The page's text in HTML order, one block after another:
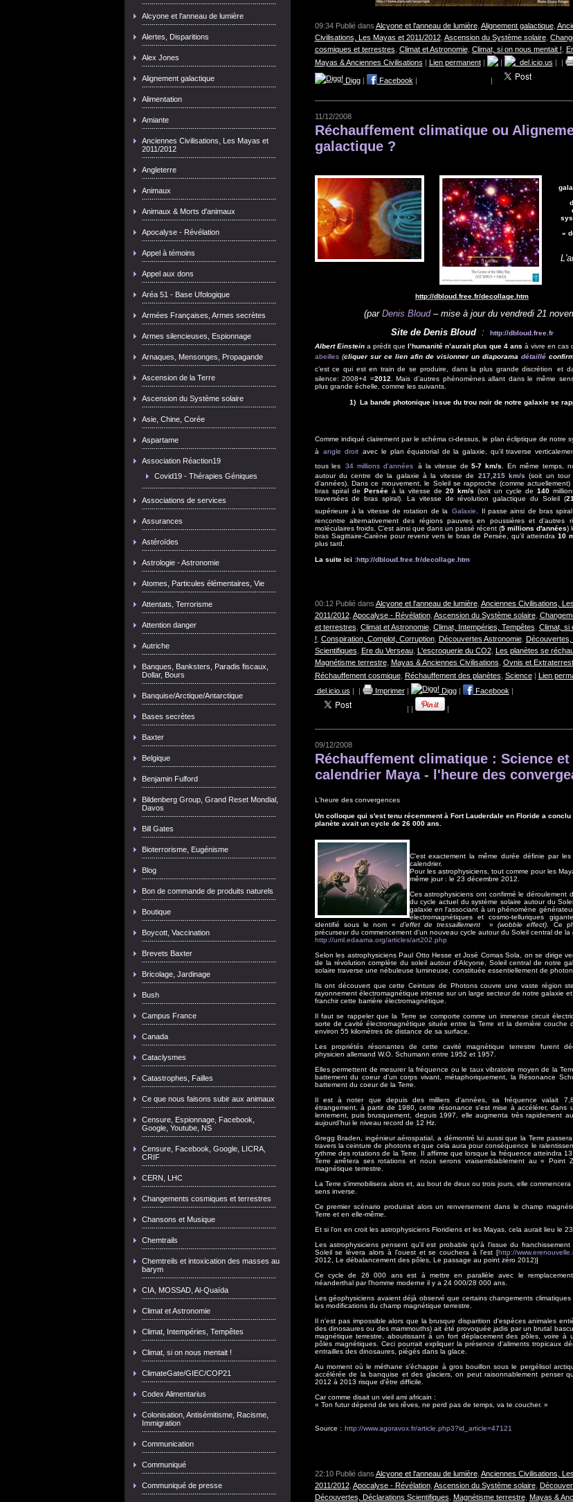
Alcyone et l'anneau de lumière
Alertes, Disparitions
Alex Jones
Alignement galactique
Alimentation
Amiante
Anciennes Civilisations, Les Mayas et
2011/2012
Angleterre
Animaux
Animaux & Morts d'animaux
Apocalyse - Révélation
Appel à témoins
Appel aux dons
Aréa 51 - Base Ufologique
Armées Françaises, Armes secrètes
Armes silencieuses, Espionnage
Arnaques, Mensonges, Propagande
Ascension de la Terre
Ascension du Système solaire
Asie, Chine, Corée
Aspartame
Association Réaction19
Covid19 - Thérapies Géniques
Associations de services
Assurances
Astéroïdes
Astrologie - Astronomie
Atomes, Particules élémentaires, Vie
Attentats, Terrorisme
Attention danger
Autriche
Banques, Banksters, Paradis fiscaux,
Dollar, Bours
Banquise/Arctique/Antarctique
Bases secrètes
Baxter
Belgique
Benjamin Fulford
Bildenberg Group, Grand Reset Mondial,
Davos
Bill Gates
Bioterrorisme, Eugénisme
Blog
Bon de commande de produits naturels
Boutique
Boycott, Vaccination
Brevets Baxter
Bricolage, Jardinage
Bush
Campus France
Canada
Cataclysmes
Catastrophes, Failles
Ce que nous faisons subir aux animaux
Censure, Espionnage, Facebook,
Google, Youtube, NS
Censure, Facebook, Google, LICRA,
CRIF
CERN, LHC
Changements cosmiques et terrestres
Chansons et Musique
Chemtrails
Chemtreils et intoxication des masses au
barym
CIA, MOSSAD, Al-Quaïda
Climat et Astronomie
Climat, Intempéries, Tempêtes
Climat, si on nous mentait !
ClimateGate/GIEC/COP21
Codex Alimentarius
Colonisation, Antisémitisme, Racisme,
Immigration
Communication
Communiqué
Communiqué de presse
09:34 Publié dans Alcyone et l'anneau de lumière, Alignement galactique,
Civilisations, Les Mayas et 2011/2012, Ascension du Système solaire,
cosmiques et terrestres Climat et Astronomie, Climat, si on nous mentait !
Mayas & Anciennes Civilisations | Lien permanent| | del.icio.us | |
Digg| Facebook | |
11/12/2008
Réchauffement climatique ou
galactique ?
«
http://dbloud.free.fr/decollage.htm
(par Denis Bloud– mise à jour du vendredi 21
Site de Denis Bloud:
http://dbloud.free.fr
Albert Einstein a prédit que l’humanité n’aurait plus que 4 ans à vivre en cas
abeilles (cliquer sur ce lien afin de visionner un diaporama détaillé
c’est ce qui est en train de se produire, dans la plus grande discrétion
et
silence: 2008+4 =2012. Mais d’autres phénomènes allant dans le même
plus grande échelle, comme les suivants.
1) La bande photonique issue du trou noir de notre galaxie se
Comme indiqué clairement par le schéma ci-dessus, le plan écliptique de notre
à
angle droit
avec le plan équatorial de la galaxie, qu'il traverse
tous les
34 millions d'années à la vitesse de5-7 km/s. En même temps,
autour du centre de la galaxie à la vitesse de 217,215 km/s (soit un
d’années). Dans ce mouvement, le Soleil se rapproche (comme
bras spiral de
Perséeà la vitesse de 20 km/s (soit un cycle de140
traversées de bras spiral). La vitesse de révolution galactique du Soleil (
supérieure à la vitesse de rotation de la Galaxie. Il passe ainsi de bras
rencontre alternativement des régions pauvres en poussières et d'autres
moléculaires froids. C'est ainsi que dans un passé récent (5 millions d'années)
bras Sagittaire-Carène pour revenir vers le bras de Persée, qu'il atteindra10
plus tard.
La suite ici : http://dbloud.free.fr/decollage.htm
00:12 Publié dans Alcyone et l'anneau de lumière, Anciennes Civilisations,
2011/2012, Apocalyse - Révélation, Ascension du Système solaire,
et terrestres Climat et Astronomie, Climat, Intempéries, Tempêtes Climat, si
! Conspiration, Complot, Corruption, Découvertes Astronomie,
Scientifiques
Ere du Verseau, L'escroquerie du CO2, Les planètes se
Magnétisme terrestre, Mayas & Anciennes Civilisations Ovnis et
Réchauffement cosmique, Réchauffement des planètes Science| Lien
del.icio.us
Imprimer| Digg| Facebook
|
09/12/2008
Réchauffement climatique : Science et
calendrier Maya - l'heure des
L'heure des convergences
Un colloque qui s'est tenu récemment à Fort Lauderdale en Floride a conclu
planète avait un cycle de 26 000 ans.
C'est exactement la même durée définie par
calendrier.
Pour les astrophysiciens, tout comme pour les
même jour : le 23 décembre 2012.
Ces astrophysiciens ont confirmé le déroulement
du cycle actuel du système solaire autour du
galaxie en l'associant à un phénomène
électromagnétiques et cosmo-telluriques
identifié sous le nom « d'effet de tressaillement »(wobble effect). Ce
précurseur du commencement d'un nouveau cycle autour du Soleil central de la
http://uml.edaama.org/articles/art202.php
Selon les astrophysiciens Paul Otto Hesse et José Comas Sola, on se dirige
de la révolution complète du soleil autour d'Alcyone, Soleil central de notre
solaire traverse une nébuleuse lumineuse, constituée essentiellement de
Ils ont découvert que cette Ceinture de Photons couvre une vaste région
rayonnement électromagnétique intense sur un large secteur de notre galaxie
franchir cette barrière électromagnétique.
Il faut se rappeler que la Terre se comporte comme un immense circuit
sorte de cavité électromagnétique située entre la Terre et la dernière couche
environ 55 kilomètres de distance de sa surface.
Les propriétés résonantes de cette cavité magnétique terrestre furent
physicien allemand W.O. Schumann entre 1952 et 1957.
Elles permettent de mesurer la fréquence ou le taux vibratoire moyen de la
battement du coeur d'un corps vivant, métaphoriquement, la Résonance
battement du coeur de la Terre.
Il est à noter que depuis des milliers d'années, sa fréquence valait
étrangement, à partir de 1980, cette résonance s'est mise à accélérer, dans
lentement, puis brusquement, depuis 1997, elle augmenta très rapidement
aujourd'hui le niveau record de 12 Hz.
Gregg Braden, ingénieur aérospatial, a démontré lui aussi que la Terre
travers la ceinture de photons et que cela aura pour conséquence le
rythme des rotations de la Terre. Il affirme que lorsque la fréquence atteindra
Terre arrêtera ses rotations et nous serons vraisemblablement au « Point
magnétique terrestre.
La Terre s'immobilisera alors et, au bout de deux ou trois jours, elle
sens inverse.
Ce premier scénario produirait alors un renversement dans le champ
Terre et en elle-même.
Et si l'on en croit les astrophysiciens Floridiens et les Mayas, cela aurait lieu le
Les astrophysiciens pensent qu'il est probable qu'à l'issue du
Soleil se lèvera alors à l'ouest et se couchera à l'est [http://
2012, Le débalancement des pôles, Le passage au point zéro 2012)]
Ce cycle de 26 000 ans est à mettre en parallèle avec le
néanderthal par l'homme moderne il y a 24 000/28 000 ans.
Les géophysiciens avaient déjà observé que certains changements
les modifications du champ magnétique terrestre.
Il n'est pas impossible alors que la brusque disparition d'espèces animales
des dinosaures ou des mammouths) ait été provoquée jadis par un brutal
magnétique terrestre, aboutissant à un fort déplacement des pôles, voire à
pôles magnétiques. Ceci pourrait expliquer la présence d'aliments tropicaux
entrailles des dinosaures, piégés dans la glace.
Au moment où le méthane s'échappe à gros bouillon sous le pergélisol
accélérée de la banquise et des glaciers, on peut raisonnablement penser
2012 à 2013 risque d'être difficile.
Car comme disait un vieil ami africain :
« Ton futur dépend de tes rêves, ne perd pas de temps, va te coucher. »
Source : http://www.agoravox.fr/article.php3?id_article=47121
22:10 Publié dans Alcyone et l'anneau de lumière, Anciennes Civilisations,
2011/2012, Apocalyse - Révélation, Ascension du Système solaire,
Découvertes, Déclarations Scientifiques
Magnétisme terrestre, Mayas &